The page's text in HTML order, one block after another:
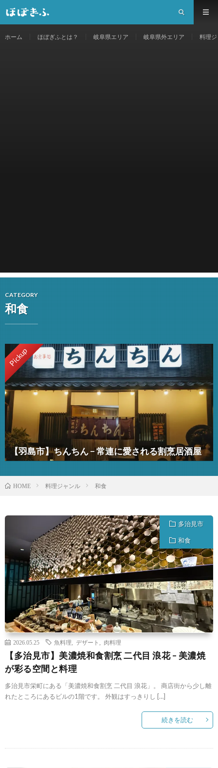
ホーム ほぼぎふとは？ 岐阜県エリア 岐阜県外エリア 料理
CATEGORY
和食
Pickup
【羽島市】ちんちん − 常連に愛される割烹居酒屋
HOME 料理ジャンル 和食
多治見市
和食
2026.05.25 魚料理 デザート 肉料理
【多治見市】美濃焼和食割烹 二代目 浪花 – 美濃焼
が彩る空間と料理
多治見市栄町にある「美濃焼和食割烹 二代目 浪花」。 商店街から少し離
れたところにあるビルの1階です。 外観はすっきりし […]
続きを読む